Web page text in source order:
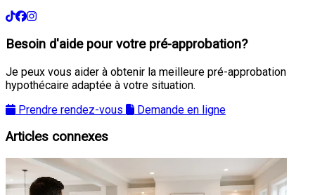
Besoin d'aide pour votre pré-approbation?
Je peux vous aider à obtenir la meilleure pré-approbation
hypothécaire adaptée à votre situation.
Prendre rendez-vous
Demande en ligne
Articles connexes